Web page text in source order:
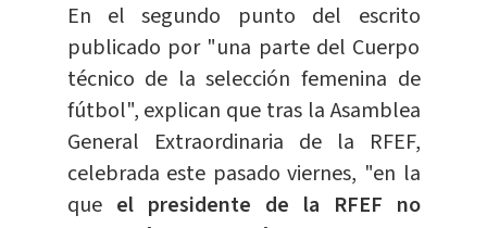
En el segundo punto del escrito
publicado por "una parte del Cuerpo
técnico de la selección femenina de
fútbol", explican que tras la Asamblea
General Extraordinaria de la RFEF,
celebrada este pasado viernes, "en la
queel presidente de la RFEF no